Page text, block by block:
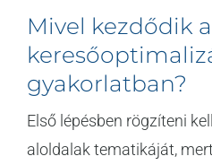
Mivel kezdődik a
gyakorlatban?
Első lépésben rögzíteni
aloldalak tematikáját,